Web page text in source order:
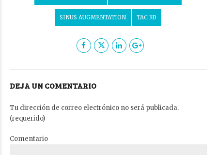
SINUS AUGMENTATION TAC 3D
DEJA UN COMENTARIO
Tu dirección de correo electrónico no será publicada.
(requerido)
Comentario